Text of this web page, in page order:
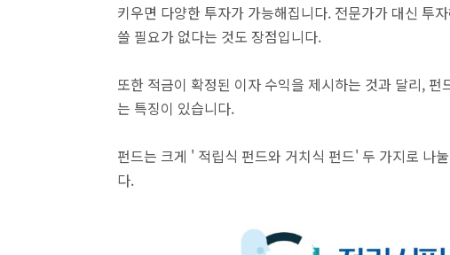
키우면 다양한 투자가 가능해집니다. 전문가가 대신 투
쓸 필요가 없다는 것도 장점입니다.
또한 적금이 확정된 이자 수익을 제시하는 것과 달리,
는 특징이 있습니다.
펀드는 크게 ' 적립식 펀드와 거치식 펀드' 두 가지로 나
다.